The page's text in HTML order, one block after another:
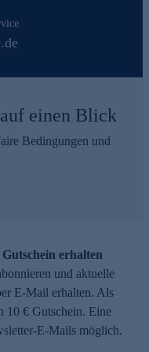
einen Blick
Bedingungen und
erhalten
und aktuelle
E-Mail erhalten. Als
10 € Gutschein. Eine
E-Mails möglich.